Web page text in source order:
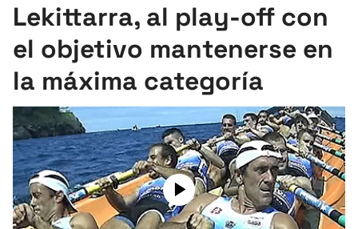
Pelota
Remo
Baloncesto
Ciclismo
Herri-kirolak
Lekittarra, al play-off con
el objetivo mantenerse en
la máxima categoría